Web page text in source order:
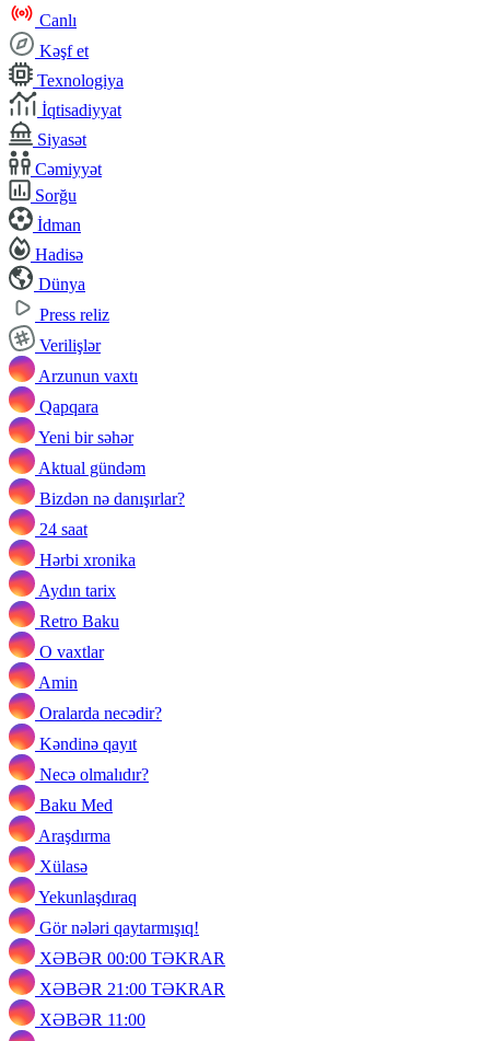
Canlı
Kəşf et
Texnologiya
İqtisadiyyat
Siyasət
Cəmiyyət
Sorğu
İdman
Hadisə
Dünya
Press reliz
Verilişlər
Arzunun vaxtı
Qapqara
Yeni bir səhər
Aktual gündəm
Bizdən nə danışırlar?
24 saat
Hərbi xronika
Aydın tarix
Retro Baku
O vaxtlar
Amin
Oralarda necədir?
Kəndinə qayıt
Necə olmalıdır?
Baku Med
Araşdırma
Xülasə
Yekunlaşdıraq
Gör nələri qaytarmışıq!
XƏBƏR 00:00 TƏKRAR
XƏBƏR 21:00 TƏKRAR
XƏBƏR 11:00